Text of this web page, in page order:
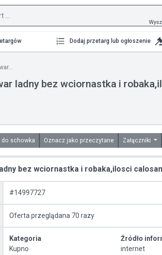
Dodaj przetarg lub ogłoszenie
ladny bez wciornastka i
Dodaj do schowka Oznacz jako przeczytane Załączniki
bez wciornastka i robaka,ilosci
#14997727
Oferta przeglądana 70 razy
Kategoria
Kupno
Źródło
internet